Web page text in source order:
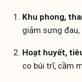
Khu phong,
giảm sưng
Hoạt huyết,
co búi trĩ, cầm